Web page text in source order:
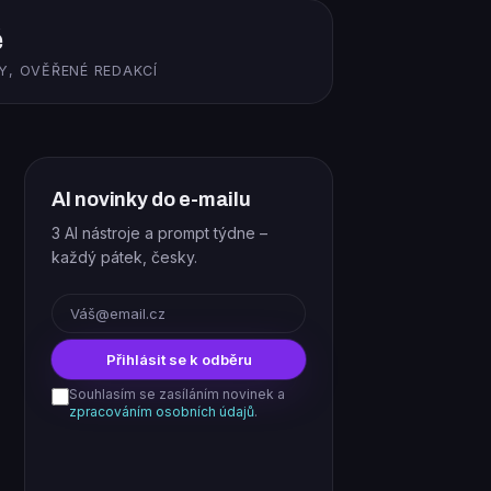
OVĚŘENÉ REDAKCÍ
AI novinky do e-mailu
3 AI nástroje a prompt týdne –
každý pátek, česky.
Přihlásit se k odběru
Souhlasím se zasíláním novinek a
zpracováním osobních údajů.